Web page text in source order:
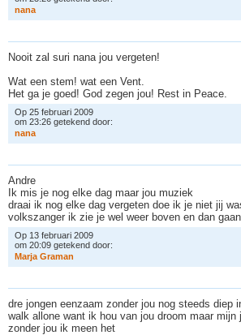
nana
Nooit zal suri nana jou vergeten!
Wat een stem! wat een Vent.
Het ga je goed! God zegen jou! Rest in Peace.
Op 25 februari 2009
om 23:26 getekend door:
nana
Andre
Ik mis je nog elke dag maar jou muziek
draai ik nog elke dag vergeten doe ik je niet jij
volkszanger ik zie je wel weer boven en dan
Op 13 februari 2009
om 20:09 getekend door:
Marja Graman
dre jongen eenzaam zonder jou nog steeds diep
walk allone want ik hou van jou droom maar mijn
zonder jou ik meen het